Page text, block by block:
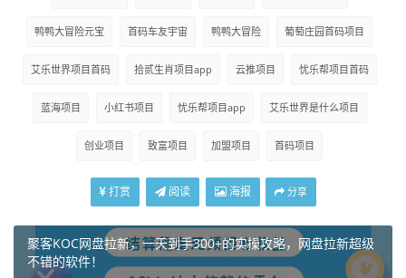
鸭鸭大冒险元宝 首码车友宇宙 鸭鸭大冒险 葡萄庄园首码项目
艾乐世界项目首码 拾贰生肖项目app 云推项目 忧乐帮项目首码
蓝海项目 小红书项目 忧乐帮项目app 艾乐世界是什么项目
创业项目 致富项目 加盟项目 首码项目
打赏 阅读 海报 分享
聚客KOC网盘拉新，一天到手300+的实操攻略，网盘拉新超级
不错的软件！